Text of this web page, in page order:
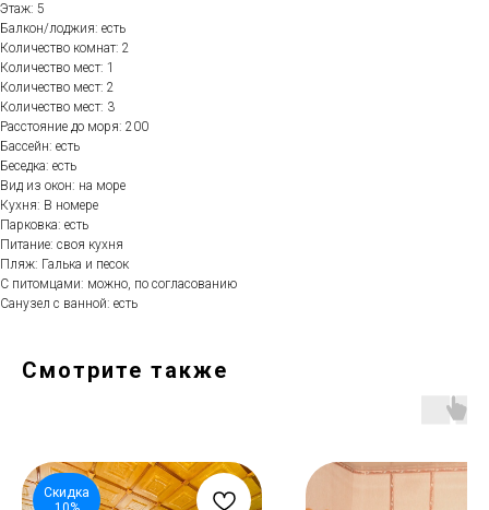
Этаж: 5
Балкон/лоджия: есть
Количество комнат: 2
Количество мест: 1
Количество мест: 2
Количество мест: 3
Расстояние до моря: 200
Бассейн: есть
Беседка: есть
Вид из окон: на море
Кухня: В номере
Парковка: есть
Питание: своя кухня
Пляж: Галька и песок
С питомцами: можно, по согласованию
Санузел с ванной: есть
Смотрите также
Скидка